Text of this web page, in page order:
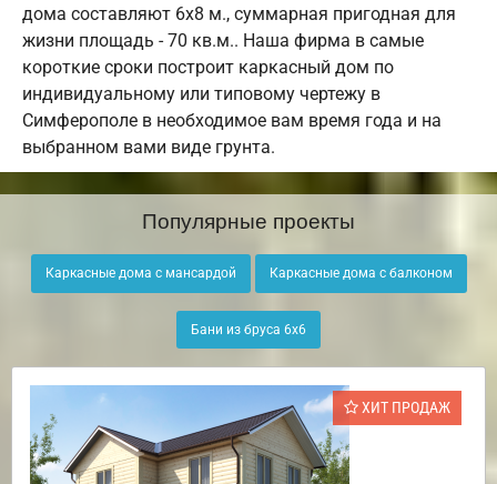
дома составляют 6х8 м., суммарная пригодная для
жизни площадь - 70 кв.м.. Наша фирма в самые
короткие сроки построит каркасный дом по
индивидуальному или типовому чертежу в
Симферополе в необходимое вам время года и на
выбранном вами виде грунта.
Популярные проекты
Каркасные дома с мансардой Каркасные дома с балконом
Бани из бруса 6х6
ХИТ ПРОДАЖ